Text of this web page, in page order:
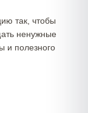
так, чтобы
ненужные
и полезного